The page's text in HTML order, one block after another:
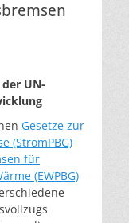
UN-
Gesetze zur
(StromPBG)
für
(EWPBG)